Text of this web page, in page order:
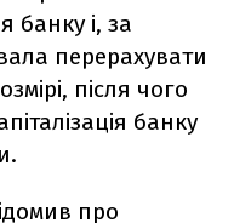
банку і, за
перерахувати
після чого
банку
про